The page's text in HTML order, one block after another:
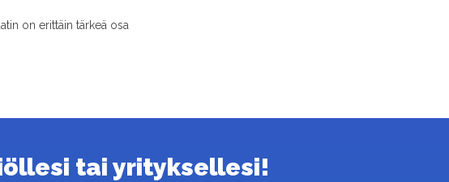
on erittäin tärkeä osa
tai yrityksellesi!